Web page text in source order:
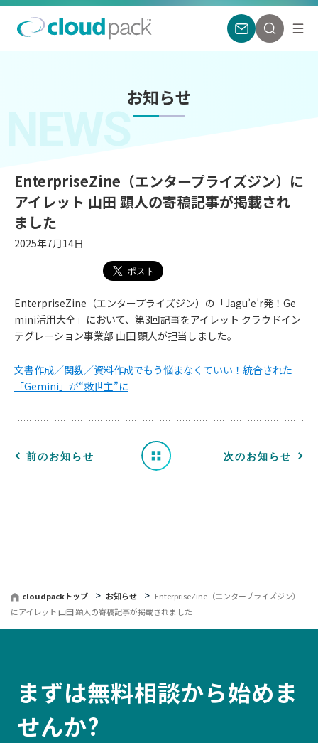
お知らせ
NEWS
EnterpriseZine（エンタープライズジン）に
アイレット 山田 顕人の寄稿記事が掲載され
ました
2025年7月14日
EnterpriseZine（エンタープライズジン）の「Jagu’e’r発！Ge
mini活用大全」において、第3回記事をアイレット クラウドイン
テグレーション事業部 山田 顕人が担当しました。
文書作成／関数／資料作成でもう悩まなくていい！統合された
「Gemini」が“救世主”に
前のお知らせ
お
知
せ
一 次のお知らせ
cloudpackトップ お知らせ
EnterpriseZine（エンタープライズジン）
にアイレット 山田 顕人の寄稿記事が掲載されました
まずは無料相談から始めま
せんか?